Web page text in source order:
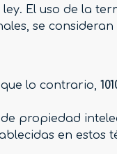
El uso de la
se
lo contrario,
propiedad
en estos